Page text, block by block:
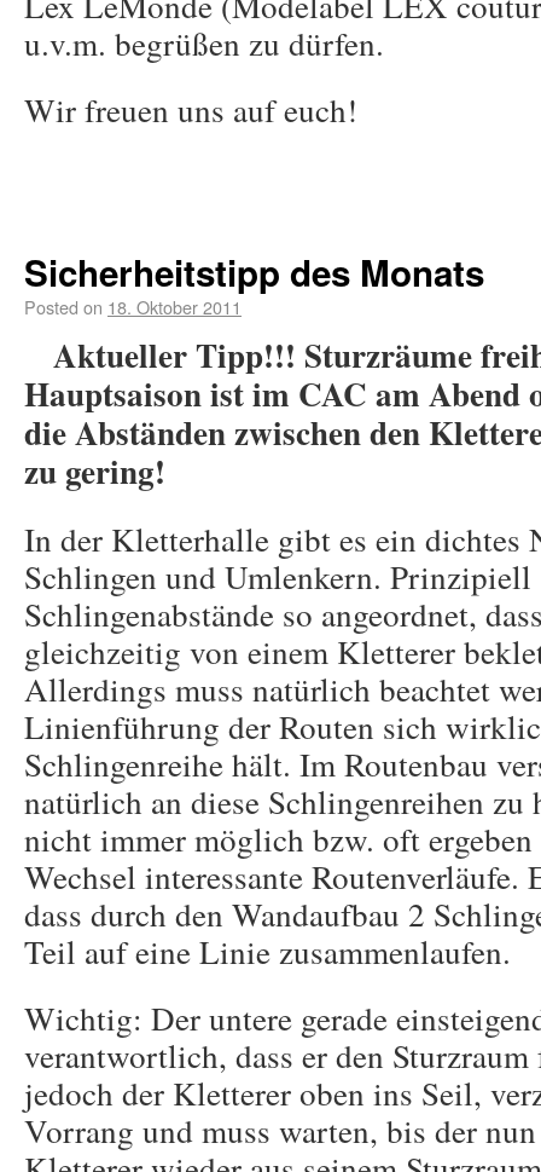
u.v.m. begrüßen zu dürfen.
Wir freuen uns auf euch!
Sicherheitstipp des Monats
Posted on 18. Oktober 2011
Aktueller Tipp!!! Sturzräume
Hauptsaison ist im CAC am Abend
die Abständen zwischen den
zu gering!
In der Kletterhalle gibt es ein dichtes
Schlingen und Umlenkern.
Schlingenabstände so angeordnet,
gleichzeitig von einem Kletterer
Allerdings muss natürlich beachtet
Linienführung der Routen sich
Schlingenreihe hält. Im Routenbau
natürlich an diese Schlingenreihen zu
nicht immer möglich bzw. oft
Wechsel interessante Routenverläufe.
dass durch den Wandaufbau 2
Teil auf eine Linie zusammenlaufen.
Wichtig: Der untere gerade
verantwortlich, dass er den
jedoch der Kletterer oben ins Seil,
Vorrang und muss warten, bis der